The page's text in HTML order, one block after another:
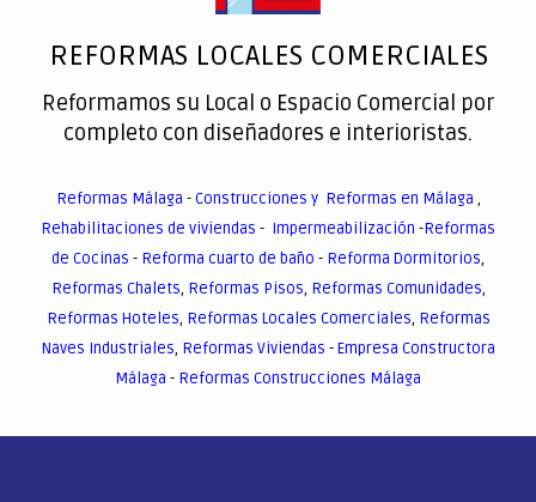
REFORMAS LOCALES COMERCIALES
Reformamos su Local o Espacio Comercial por
completo con diseñadores e interioristas.
Reformas Málaga -Construcciones y Reformas en Málaga ,
Rehabilitaciones de viviendas - Impermeabilización -Reformas
de Cocinas - Reforma cuarto de baño - Reforma Dormitorios,
Reformas Chalets, Reformas Pisos, Reformas Comunidades,
Reformas Hoteles, Reformas Locales Comerciales, Reformas
Naves Industriales, Reformas Viviendas -Empresa Constructora
Málaga - Reformas Construcciones Málaga